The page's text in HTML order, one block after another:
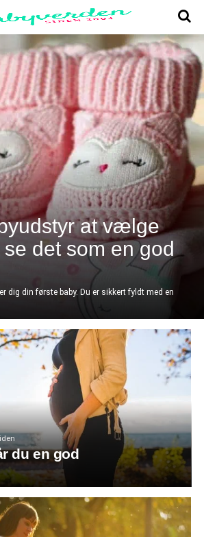
at vælge
det som en god
dig din første baby. Du er sikkert fyldt med en
du en god